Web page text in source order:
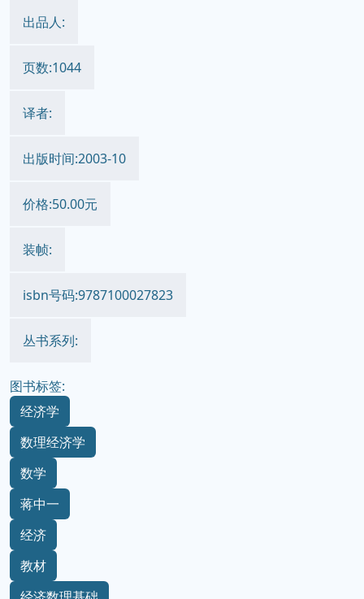
出品人:
页数:1044
译者:
出版时间:2003-10
价格:50.00元
装帧:
isbn号码:9787100027823
丛书系列:
图书标签:
经济学
数理经济学
数学
蒋中一
经济
教材